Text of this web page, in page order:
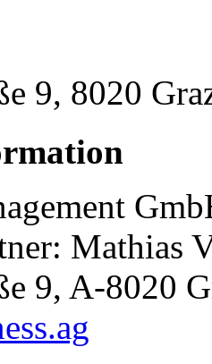
9, 8020
Mathias
9, A-8020